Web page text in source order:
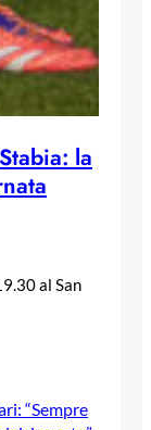
la
al San
“Sempre